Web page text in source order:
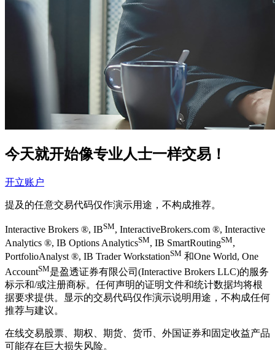
今天就开始像专业人士一样交易！
开立账户
提及的任意交易代码仅作演示用途，不构成推荐。
Interactive Brokers ®, IBSM, InteractiveBrokers.com ®, Interactive
Analytics ®, IB Options AnalyticsSM, IB SmartRoutingSM,
PortfolioAnalyst ®, IB Trader WorkstationSM 和One World, One
AccountSM是盈透证券有限公司(Interactive Brokers LLC)的服务
标示和/或注册商标。任何声明的证明文件和统计数据均将根
据要求提供。显示的交易代码仅作演示说明用途，不构成任何
推荐与建议。
在线交易股票、期权、期货、货币、外国证券和固定收益产品
可能存在巨大损失风险。